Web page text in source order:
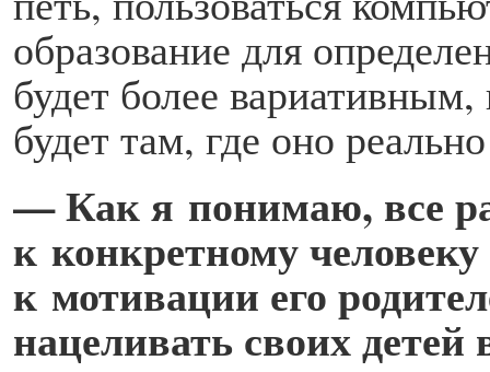
образование для
будет более
будет там, где оно
— Как я понимаю, все
к конкретному
к мотивации его
нацеливать своих